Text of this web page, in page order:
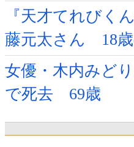
『天才てれびく
藤元太さん 18
女優・木内みど
で死去 69歳